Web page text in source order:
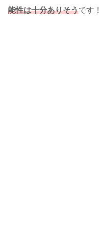
能性は十分ありそうです！